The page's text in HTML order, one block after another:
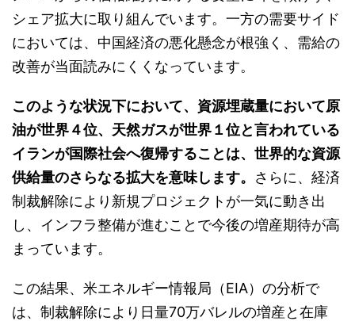
シェア拡大に取り組んでいます。一方の需要サイド
においては、中国経済の悪化懸念が根強く、需給の
改善が当面読みにくくなっています。
このような状況下において、資源埋蔵量において原
油が世界４位、天然ガスが世界１位と言われている
イランが国際社会へ復帰することは、世界的な資源
供給量のさらなる拡大を意味します。 さらに、経済
制裁解除により新規プロジェクトが一気に動き出
し、インフラ整備が進むことで今後の増産期待が高
まっています。
この結果、米エネルギー情報局（EIA）の分析で
は、制裁解除により日量70万バレルの増産と在庫